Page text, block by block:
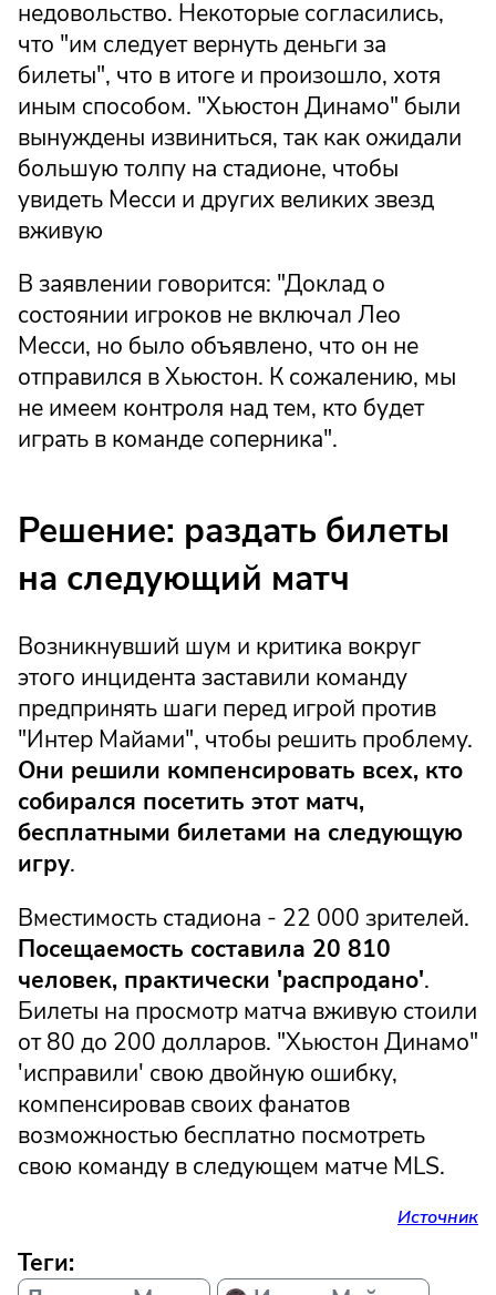
недовольство. Некоторые согласились,
что "им следует вернуть деньги за
билеты", что в итоге и произошло, хотя
иным способом. "Хьюстон Динамо" были
вынуждены извиниться, так как ожидали
большую толпу на стадионе, чтобы
увидеть Месси и других великих звезд
вживую
В заявлении говорится: "Доклад о
состоянии игроков не включал Лео
Месси, но было объявлено, что он не
отправился в Хьюстон. К сожалению, мы
не имеем контроля над тем, кто будет
играть в команде соперника".
Решение: раздать билеты
на следующий матч
Возникнувший шум и критика вокруг
этого инцидента заставили команду
предпринять шаги перед игрой против
"Интер Майами", чтобы решить проблему.
Они решили компенсировать всех, кто
собирался посетить этот матч,
бесплатными билетами на следующую
игру.
Вместимость стадиона - 22 000 зрителей.
Посещаемость составила 20 810
человек, практически 'распродано'.
Билеты на просмотр матча вживую стоили
от 80 до 200 долларов. "Хьюстон Динамо"
'исправили' свою двойную ошибку,
компенсировав своих фанатов
возможностью бесплатно посмотреть
свою команду в следующем матче MLS.
Источник
Теги: